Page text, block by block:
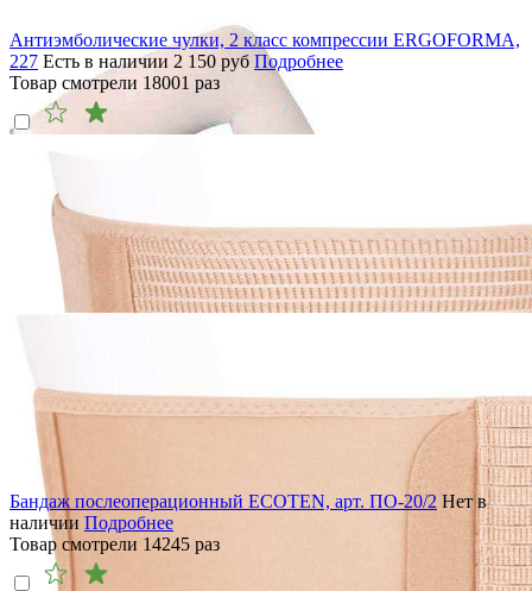
Антиэмболические чулки, 2 класс компрессии ERGOFORMA,
227 Есть в наличии 2 150 руб Подробнее
Товар смотрели 18001 раз
Бандаж послеоперационный ECOTEN, арт. ПО-20/2 Нет в
наличии Подробнее
Товар смотрели 14245 раз